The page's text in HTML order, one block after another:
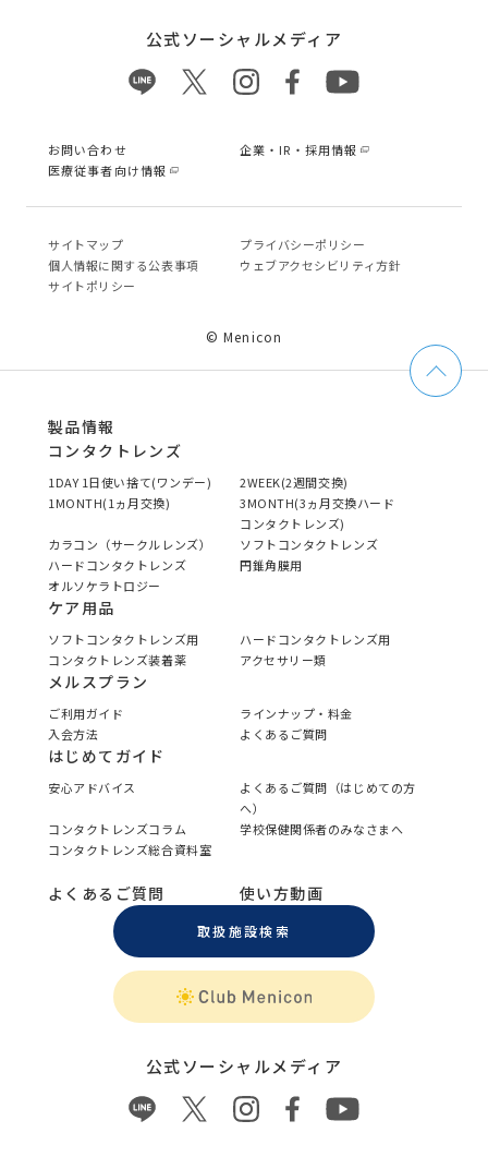
公式ソーシャルメディア
お問い合わせ
企業・IR・採用情報
医療従事者向け情報
サイトマップ
プライバシーポリシー
個⼈情報に関する公表事項
ウェブアクセシビリティ方針
サイトポリシー
© Menicon
製品情報
コンタクトレンズ
1DAY 1日使い捨て(ワンデー)
2WEEK(2週間交換)
1MONTH(1ヵ月交換)
3MONTH(3ヵ月交換ハード
コンタクトレンズ)
カラコン（サークルレンズ）
ソフトコンタクトレンズ
ハードコンタクトレンズ
円錐角膜用
オルソケラトロジー
ケア用品
ソフトコンタクトレンズ用
ハードコンタクトレンズ用
コンタクトレンズ装着薬
アクセサリー類
メルスプラン
ご利用ガイド
ラインナップ・料金
入会方法
よくあるご質問
はじめてガイド
安心アドバイス
よくあるご質問（はじめての方
へ）
コンタクトレンズコラム
学校保健関係者のみなさまへ
コンタクトレンズ総合資料室
よくあるご質問 使い方動画
取扱施設検索
公式ソーシャルメディア